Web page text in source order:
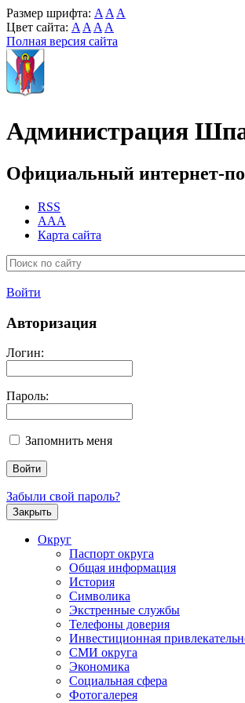
Размер шрифта: A A A
Цвет сайта: A A A A
Полная версия сайта
Администрация
Официальный интернет-
RSS
AAA
Карта сайта
Войти
Авторизация
Логин:
Пароль:
Запомнить меня
Забыли свой пароль?
Закрыть
Округ
Паспорт округа
Общая информация
История
Символика
Экстренные службы
Телефоны доверия
Инвестиционная
СМИ округа
Экономика
Социальная сфера
Фотогалерея